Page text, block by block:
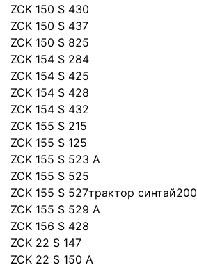
ZCK 150 S 430
ZCK 150 S 437
ZCK 150 S 825
ZCK 154 S 284
ZCK 154 S 425
ZCK 154 S 428
ZCK 154 S 432
ZCK 155 S 215
ZCK 155 S 125
ZCK 155 S 523 A
ZCK 155 S 525
ZCK 155 S 527трактор синтай200
ZCK 155 S 529 A
ZCK 156 S 428
ZCK 22 S 147
ZCK 22 S 150 A